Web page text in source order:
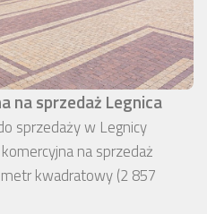
na sprzedaż Legnica
sprzedaży w Legnicy
na sprzedaż
kwadratowy (2 857